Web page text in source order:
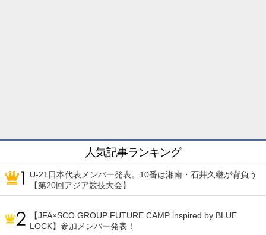
人気記事ランキング
U-21日本代表メンバー発表。10番は湘南・石井久継が背負う
【第20回アジア競技大会】
【JFA×SCO GROUP FUTURE CAMP inspired by BLUE
LOCK】参加メンバー発表！